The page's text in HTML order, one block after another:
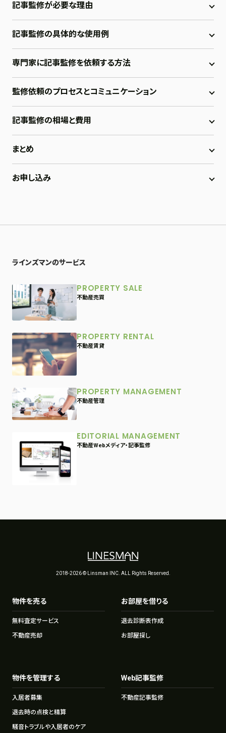
記事監修が必要な理由
記事監修の具体的な使用例
専門家に記事監修を依頼する方法
監修依頼のプロセスとコミュニケーション
記事監修の相場と費用
まとめ
お申し込み
ラインズマンのサービス
PROPERTY SALE
不動産売買
PROPERTY RENTAL
不動産賃貸
PROPERTY MANAGEMENT
不動産管理
EDITORIAL MANAGEMENT
不動産Webメディア・記事監修
2018-2026 © Linsman INC. ALL Rights Reserved.
物件を売る
無料査定サービス
不動産売却
お部屋を借りる
退去診断表作成
お部屋探し
物件を管理する
入居者募集
退去時の点検と精算
騒音トラブルや入居者のケア
Web記事監修
不動産記事監修